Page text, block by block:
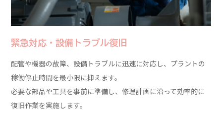
緊急対応・設備トラブル復旧
配管や機器の故障、設備トラブルに迅速に対応し、プラントの
稼働停止時間を最小限に抑えます。
必要な部品や工具を事前に準備し、修理計画に沿って効率的に
復旧作業を実施します。